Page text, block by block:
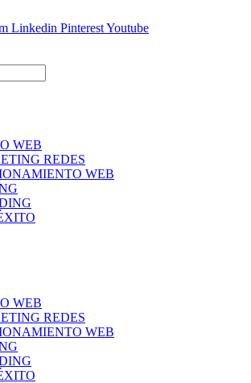
Linkedin PinterestYoutube
WEB
REDES
WEB
WEB
REDES
WEB